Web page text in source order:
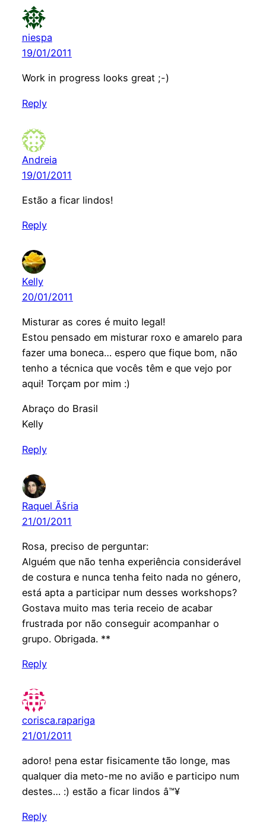
niespa
19/01/2011
Work in progress looks great ;-)
Reply
Andreia
19/01/2011
Estão a ficar lindos!
Reply
Kelly
20/01/2011
Misturar as cores é muito legal!
Estou pensado em misturar roxo e amarelo para
fazer uma boneca… espero que fique bom, não
tenho a técnica que vocês têm e que vejo por
aqui! Torçam por mim :)
Abraço do Brasil
Kelly
Reply
Raquel Ãšria
21/01/2011
Rosa, preciso de perguntar:
Alguém que não tenha experiência considerável
de costura e nunca tenha feito nada no género,
está apta a participar num desses workshops?
Gostava muito mas teria receio de acabar
frustrada por não conseguir acompanhar o
grupo. Obrigada. **
Reply
corisca.rapariga
21/01/2011
adoro! pena estar fisicamente tão longe, mas
qualquer dia meto-me no avião e participo num
destes… :) estão a ficar lindos â™¥
Reply